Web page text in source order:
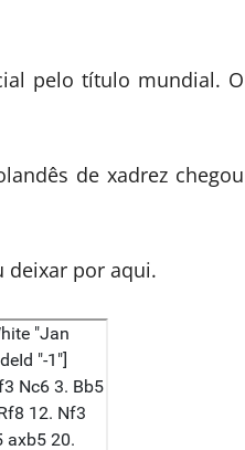
pelo título mundial. O
de xadrez chegou
deixar por aqui.